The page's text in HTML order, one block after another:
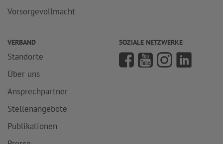
Vorsorgevollmacht
VERBAND
Standorte
Über uns
Ansprechpartner
Stellenangebote
Publikationen
SOZIALE NETZWERKE